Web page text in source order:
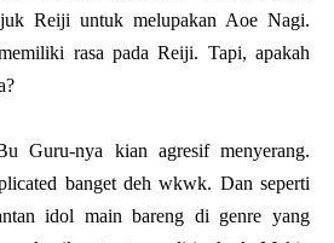
Reiji untuk melupakan Aoe Nagi.
rasa pada Reiji. Tapi, apakah
Guru-nya kian agresif menyerang.
banget deh wkwk. Dan seperti
idol main bareng di genre yang